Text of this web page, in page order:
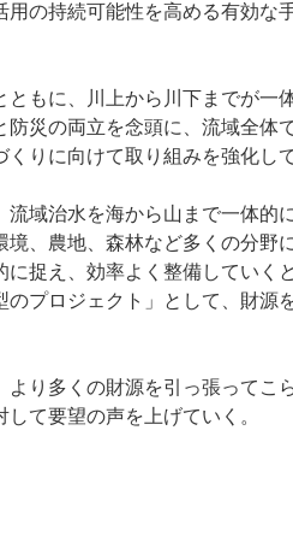
用の持続可能性を高める有効な
ともに、川上から川下までが一
防災の両立を念頭に、流域全体
くりに向けて取り組みを強化し
流域治水を海から山まで一体的
境、農地、森林など多くの分野
に捉え、効率よく整備していく
のプロジェクト」として、財源
より多くの財源を引っ張ってこ
して要望の声を上げていく。